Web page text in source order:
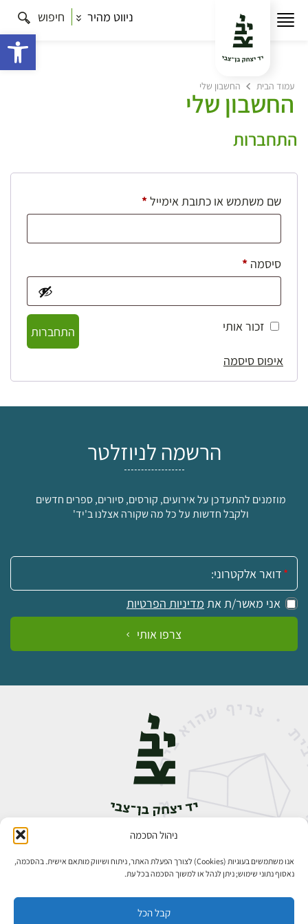
ניהול הסכמה
אנו משתמשים בעוגיות (Cookies) לצורך הפעלת האתר, ניתוח ושיווק מותאם אישית. בהסכמה,
נאסוף נתוני שימוש; ניתן לנהל או למשוך הסכמה בכל עת.
קבל הכל
ניווט מהיר חיפוש
עמוד הבית החשבון שלי
החשבון שלי
התחברות
שם משתמש או כתובת אימייל*חובה
סיסמה *חובה
זכור אותי
התחברות
איפוס סיסמה
הרשמה לניוזלטר
מוזמנים להתעדכן על אירועים, קורסים, סיורים, ספרים חדשים
ולקבל חדשות על כל מה שקורה אצלנו ב'יד'
אימייל:
אני מאשר/ת את מדיניות הפרטיות
צרפו אותי
אבן גבירול 14, רחביה, ירושלים